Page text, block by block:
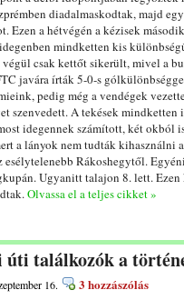
diadalmaskodtak, majd
Ezen a hétvégén a kézisek
mindketten kis
csak kettőt sikerült, mivel a
javára írták 5-0-s
pedig még a vendégek
szenvedett. A tekések
idegennek számított, két okból
a lányok nem tudták kihasználni
esélytelenebb Rákoshegytől.
Ugyanitt talajon 8. lett.
Olvassa el a teljes cikket »
találkozók a
16. 3 hozzászólás